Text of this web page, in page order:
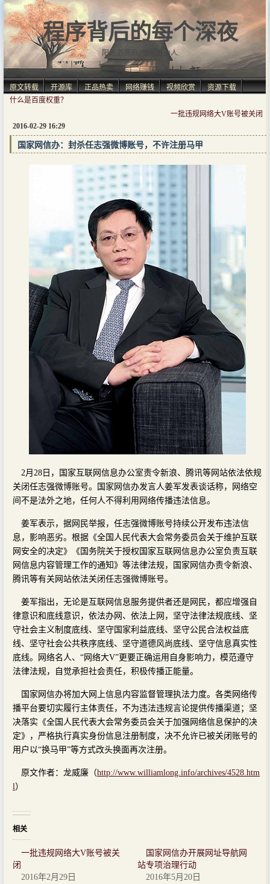
程序背后的每个深夜
阳光洒满肩, 仿佛自由人.
原文转载 开源库 正品热卖 网络赚钱 视频欣赏
资源下载
什么是百度权重？
一批违规网络大V账号被关闭
2016-02-29 16:29
国家网信办：封杀任志强微博账号，不许注册马甲
2月28日，国家互联网信息办公室责令新浪、腾讯等网站依法依规
关闭任志强微博账号。国家网信办发言人姜军发表谈话称，网络空
间不是法外之地，任何人不得利用网络传播违法信息。
姜军表示，据网民举报，任志强微博账号持续公开发布违法信
息，影响恶劣。根据《全国人民代表大会常务委员会关于维护互联
网安全的决定》《国务院关于授权国家互联网信息办公室负责互联
网信息内容管理工作的通知》等法律法规，国家网信办责令新浪、
腾讯等有关网站依法关闭任志强微博账号。
姜军指出，无论是互联网信息服务提供者还是网民，都应增强自
律意识和底线意识，依法办网、依法上网，坚守法律法规底线、坚
守社会主义制度底线、坚守国家利益底线、坚守公民合法权益底
线、坚守社会公共秩序底线、坚守道德风尚底线、坚守信息真实性
底线。网络名人、“网络大V”更要正确运用自身影响力，模范遵守
法律法规，自觉承担社会责任，积极传播正能量。
国家网信办将加大网上信息内容监督管理执法力度。各类网络传
播平台要切实履行主体责任，不为违法违规言论提供传播渠道；坚
决落实《全国人民代表大会常务委员会关于加强网络信息保护的决
定》，严格执行真实身份信息注册制度，决不允许已被关闭账号的
用户以“换马甲”等方式改头换面再次注册。
原文作者：龙威廉（http://www.williamlong.info/archives/4528.htm
l）
相关
一批违规网络大V账号被关
闭
2016年2月29日
国家网信办开展网址导航网
站专项治理行动
2016年5月20日